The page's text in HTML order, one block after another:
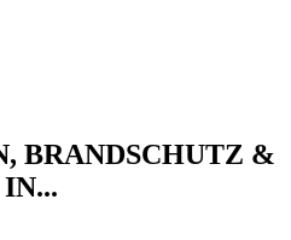
BRANDSCHUTZ &